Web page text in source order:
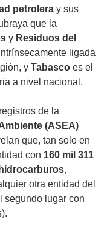
petrolera y sus
que la
y Residuos del
ligada
y Tabasco es el
a nivel nacional.
de la
(ASEA)
que, tan solo en
con 160 mil 311
,
otra entidad del
segundo lugar con